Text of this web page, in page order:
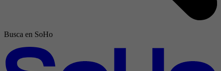
Busca en SoHo